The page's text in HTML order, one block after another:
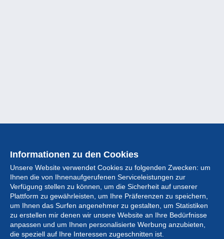
Informationen zu den Cookies
Unsere Website verwendet Cookies zu folgenden Zwecken: um
Ihnen die von Ihnenaufgerufenen Serviceleistungen zur
Verfügung stellen zu können, um die Sicherheit auf unserer
Plattform zu gewährleisten, um Ihre Präferenzen zu speichern,
um Ihnen das Surfen angenehmer zu gestalten, um Statistiken
zu erstellen mir denen wir unsere Website an Ihre Bedürfnisse
anpassen und um Ihnen personalisierte Werbung anzubieten,
die speziell auf Ihre Interessen zugeschnitten ist.
Sammlung